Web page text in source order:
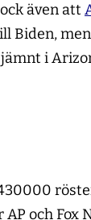
även att
Biden,
i
och Fox